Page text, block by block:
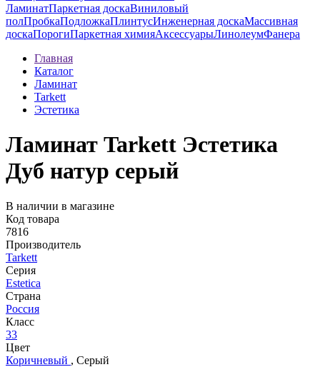
ЛаминатПаркетная доскаВиниловый
полПробкаПодложкаПлинтусИнженерная доскаМассивная
доскаПорогиПаркетная химияАксессуарыЛинолеумФанера
Главная
Каталог
Ламинат
Tarkett
Эстетика
Ламинат Tarkett Эстетика
Дуб натур серый
В наличии в магазине
Код товара
7816
Производитель
Tarkett
Серия
Estetica
Страна
Россия
Класс
33
Цвет
Коричневый , Серый